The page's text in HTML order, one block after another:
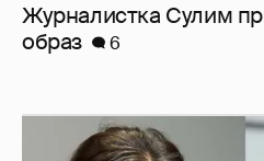
Журналистка Сулим
образ
6